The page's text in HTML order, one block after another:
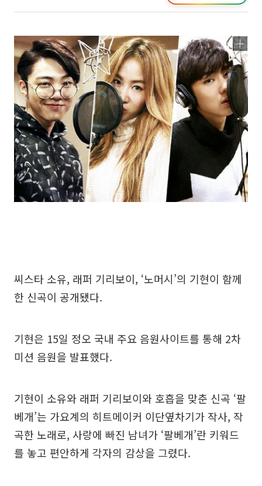
씨스타 소유, 래퍼 기리보이, ‘노머시’의 기현이 함께
한 신곡이 공개됐다.
기현은 15일 정오 국내 주요 음원사이트를 통해 2차
미션 음원을 발표했다.
기현이 소유와 래퍼 기리보이와 호흡을 맞춘 신곡 ‘팔
베개’는 가요계의 히트메이커 이단옆차기가 작사, 작
곡한 노래로, 사랑에 빠진 남녀가 ‘팔베개’란 키워드
를 놓고 편안하게 각자의 감상을 그렸다.